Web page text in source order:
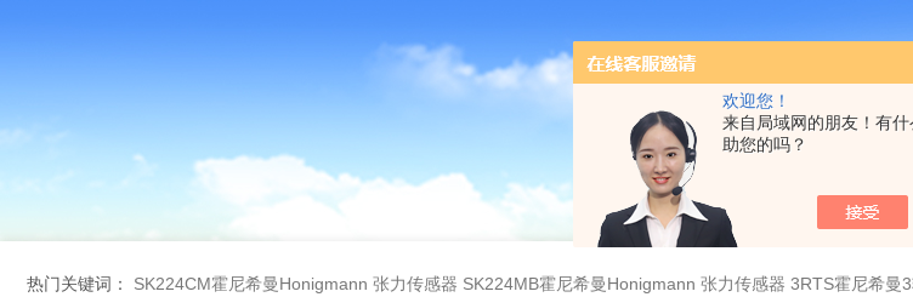
欢迎您！
来自局域网的朋友！有
助您的吗？
热门关键词： SK224CM霍尼希曼Honigmann 张力传感器 SK224MB霍尼希曼Honigmann 张力传感器 3RTS霍尼希曼